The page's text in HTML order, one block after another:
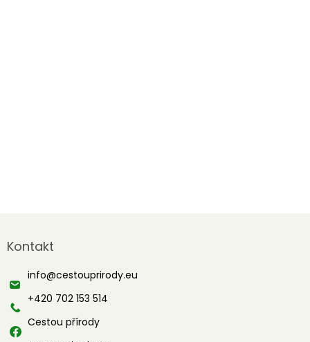
p
t
Kontakt
info@cestouprirody.eu
+420 702 153 514
Cestou přírody